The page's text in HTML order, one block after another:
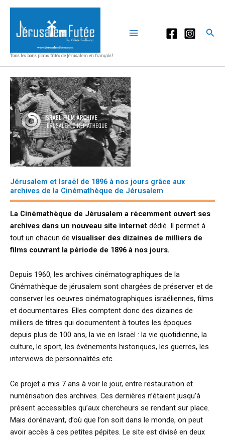
Aller
contenu
Tous les bons plans fûtés de Jérusalem en français!
Jérusalem et Israël de 1896 à nos jours grâce aux
archives de la Cinémathèque de Jérusalem
La Cinémathèque de Jérusalem a récemment ouvert ses
archives dans un nouveau site internet dédié. Il permet à
tout un chacun de visualiser des dizaines de milliers de
films couvrant la période de 1896 à nos jours.
Depuis 1960, les archives cinématographiques de la
Cinémathèque de jérusalem sont chargées de préserver et de
conserver les oeuvres cinématographiques israéliennes, films
et documentaires. Elles comptent donc des dizaines de
milliers de titres qui documentent à toutes les époques
depuis plus de 100 ans, la vie en Israël : la vie quotidienne, la
culture, le sport, les événements historiques, les guerres, les
interviews de personnalités etc…
Ce projet a mis 7 ans à voir le jour, entre restauration et
numérisation des archives. Ces dernières n’étaient jusqu’à
présent accessibles qu’aux chercheurs se rendant sur place.
Mais dorénavant, d’où que l’on soit dans le monde, on peut
avoir accès à ces petites pépites. Le site est divisé en deux